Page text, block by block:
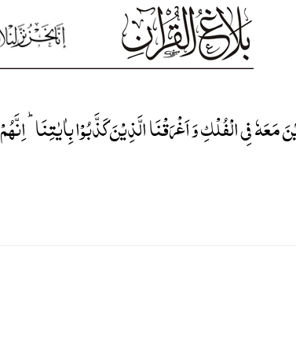
فِی الۡفُلۡکِ وَ اَغۡرَقۡنَا الَّذِیۡنَ کَذَّبُوۡا بِاٰیٰتِنَا ؕ اِنَّہُمۡ